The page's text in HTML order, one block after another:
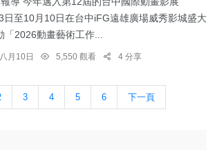
日至10月10日在台中iFG遠雄廣場威秀影城盛大
2026動畫藝術工作...
月10日 5,550 觀看 4 分享
3 4 5 6 下一頁